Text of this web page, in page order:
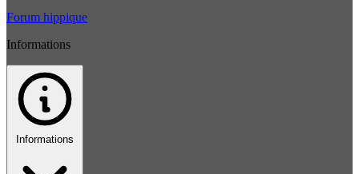
Forum hippique
Informations
Informations